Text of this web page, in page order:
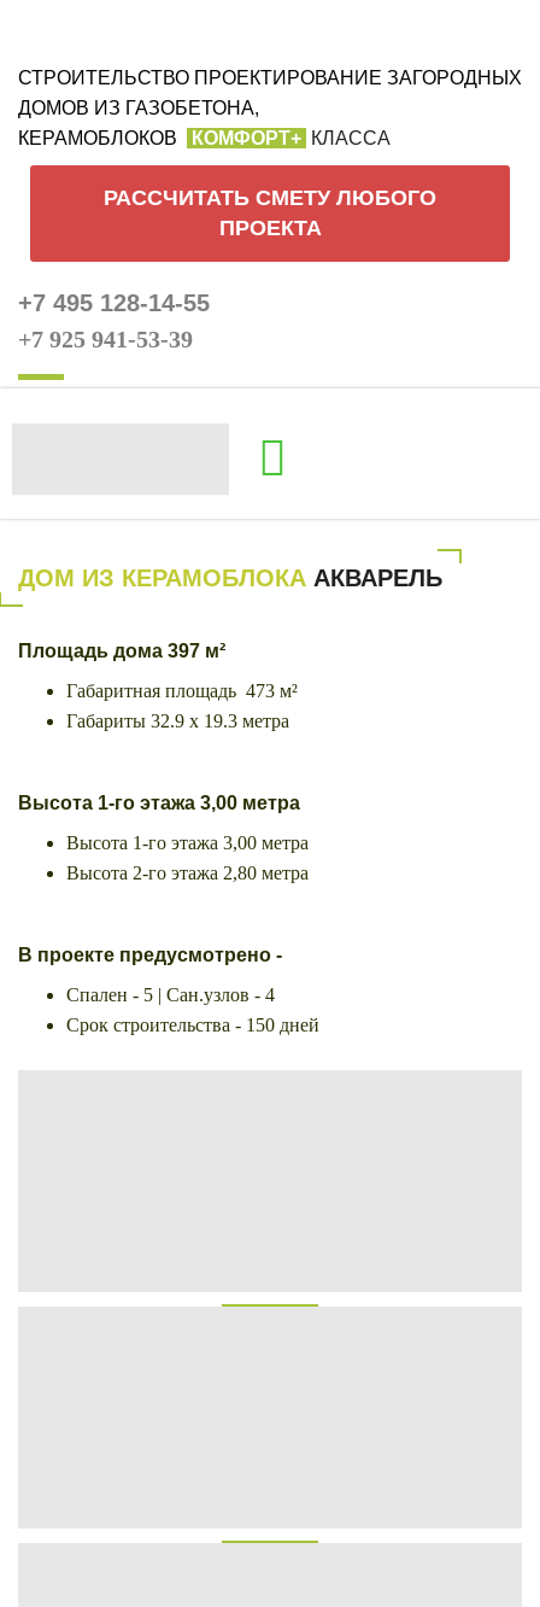
СТРОИТЕЛЬСТВО ПРОЕКТИРОВАНИЕ ЗАГОРОДНЫХ
ДОМОВ ИЗ ГАЗОБЕТОНА,
КЕРАМОБЛОКОВ
КОМФОРТ+ КЛАССА
РАССЧИТАТЬ СМЕТУ ЛЮБОГО
ПРОЕКТА
+7 495 128-14-55
+7 925 941-53-39
ДОМ ИЗ КЕРАМОБЛОКА АКВАРЕЛЬ
Площадь дома 397 м²
Габаритная площадь 473 м²
Габариты 32.9 х 19.3 метра
Высота 1-го этажа 3,00 метра
Высота 1-го этажа 3,00 метра
Высота 2-го этажа 2,80 метра
В проекте предусмотрено -
Спален - 5 | Сан.узлов - 4
Срок строительства - 150 дней